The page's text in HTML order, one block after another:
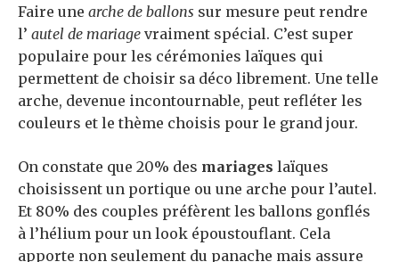
Faire une arche de ballons sur mesure peut rendre
l’ autel de mariage vraiment spécial. C’est super
populaire pour les cérémonies laïques qui
permettent de choisir sa déco librement. Une telle
arche, devenue incontournable, peut refléter les
couleurs et le thème choisis pour le grand jour.
On constate que 20% des mariages laïques
choisissent un portique ou une arche pour l’autel.
Et 80% des couples préfèrent les ballons gonflés
à l’hélium pour un look époustouflant. Cela
apporte non seulement du panache mais assure